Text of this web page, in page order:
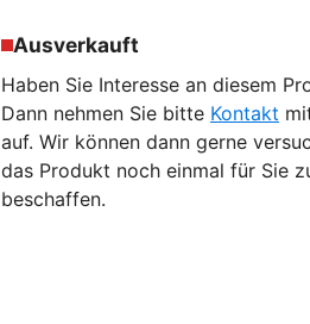
Ausverkauft
Haben Sie Interesse an diesem
Dann nehmen Sie bitte Kontakt
auf. Wir können dann gerne
das Produkt noch einmal für Sie
beschaffen.